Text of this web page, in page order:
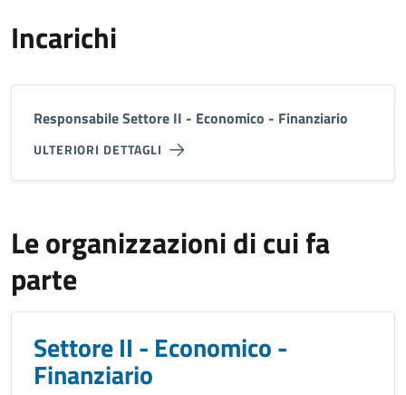
Incarichi
Responsabile Settore II - Economico - Finanziario
ULTERIORI DETTAGLI
Le organizzazioni di cui fa
parte
Settore II - Economico -
Finanziario